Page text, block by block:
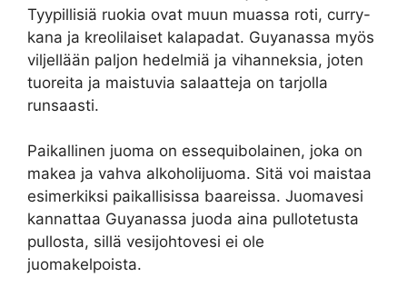
Tyypillisiä ruokia ovat muun muassa roti, curry-
kana ja kreolilaiset kalapadat. Guyanassa myös
viljellään paljon hedelmiä ja vihanneksia, joten
tuoreita ja maistuvia salaatteja on tarjolla
runsaasti.
Paikallinen juoma on essequibolainen, joka on
makea ja vahva alkoholijuoma. Sitä voi maistaa
esimerkiksi paikallisissa baareissa. Juomavesi
kannattaa Guyanassa juoda aina pullotetusta
pullosta, sillä vesijohtovesi ei ole
juomakelpoista.